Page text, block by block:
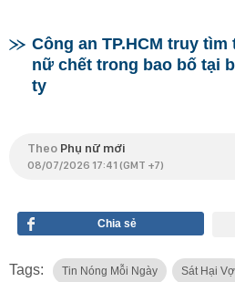
Công an TP.HCM truy
nữ chết trong bao bố tại
ty
Theo Phụ nữ mới
08/07/2026 17:41 (GMT +7)
Chia sẻ
Tags: Tin Nóng Mỗi Ngày Sát Hại Vợ